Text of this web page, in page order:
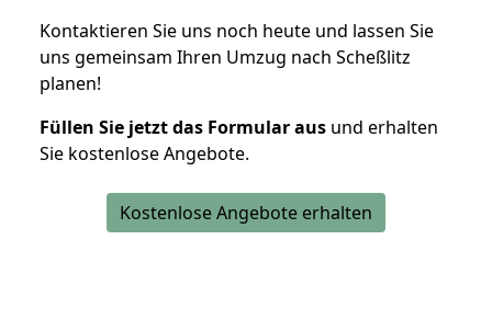
Kontaktieren Sie uns noch heute und lassen Sie
uns gemeinsam Ihren Umzug nach Scheßlitz
planen!
Füllen Sie jetzt das Formular aus und erhalten
Sie kostenlose Angebote.
Kostenlose Angebote erhalten